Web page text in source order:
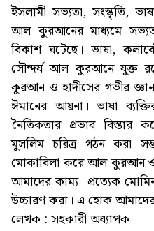
ইসলামী সভ্যতা, সংস্কৃতি,
আল কুরআনের মাধ্যমে
বিকাশ ঘটেছে। ভাষা,
সৌন্দর্য আল কুরআনে যুক্ত
কুরআন ও হাদীসের গভীর
ঈমানের আয়না। ভাষা
নৈতিকতার প্রভাব বিস্তার
মুসলিম চরিত্র গঠন করা
মোকাবিলা করে আল কুরআন ও
আমাদের কাম্য। প্রত্যেক
উচ্চারণ করা। এ হোক
লেখক : সহকারী অধ্যাপক।